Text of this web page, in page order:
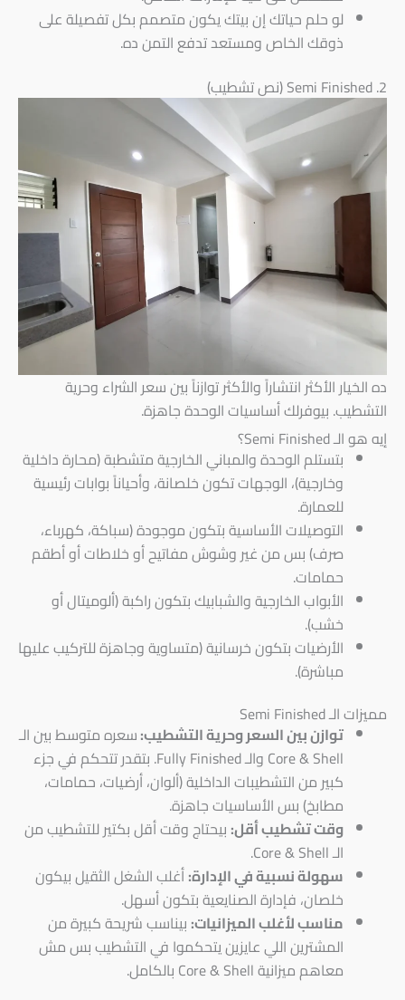
لو حلم حياتك إن بيتك يكون متصمم بكل تفصيلة على
ذوقك الخاص ومستعد تدفع التمن ده.
2. Semi Finished (نص تشطيب)
ده الخيار الأكثر انتشاراً والأكثر توازناً بين سعر الشراء وحرية
التشطيب. بيوفرلك أساسيات الوحدة جاهزة.
إيه هو الـ Semi Finished؟
بتستلم الوحدة والمباني الخارجية متشطبة (محارة داخلية
وخارجية)، الوجهات تكون خلصانة، وأحياناً بوابات رئيسية
للعمارة.
التوصيلات الأساسية بتكون موجودة (سباكة، كهرباء،
صرف) بس من غير وشوش مفاتيح أو خلاطات أو أطقم
حمامات.
الأبواب الخارجية والشبابيك بتكون راكبة (ألوميتال أو
خشب).
الأرضيات بتكون خرسانية (متساوية وجاهزة للتركيب عليها
مباشرة).
مميزات الـ Semi Finished
توازن بين السعر وحرية التشطيب:سعره متوسط بين الـ
Core & Shell والـ Fully Finished. بتقدر تتحكم في جزء
كبير من التشطيبات الداخلية (ألوان، أرضيات، حمامات،
مطابخ) بس الأساسيات جاهزة.
وقت تشطيب أقل: بيحتاج وقت أقل بكتير للتشطيب من
الـ Core & Shell.
سهولة نسبية في الإدارة:أغلب الشغل الثقيل بيكون
خلصان، فإدارة الصنايعية بتكون أسهل.
مناسب لأغلب الميزانيات: بيناسب شريحة كبيرة من
المشترين اللي عايزين يتحكموا في التشطيب بس مش
معاهم ميزانية Core & Shell بالكامل.